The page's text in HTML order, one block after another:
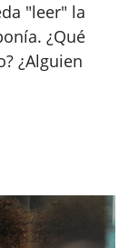
"leer" la
¿Qué
¿Alguien